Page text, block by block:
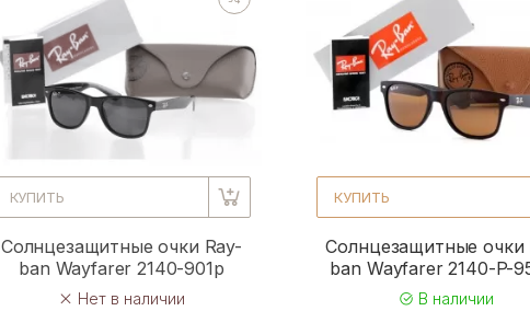
КУПИТЬ
Солнцезащитные очки Ray-
ban Wayfarer 2140-901p
Нет в наличии
КУПИТЬ
Солнцезащитные очки
ban Wayfarer 2140-P-
В наличии